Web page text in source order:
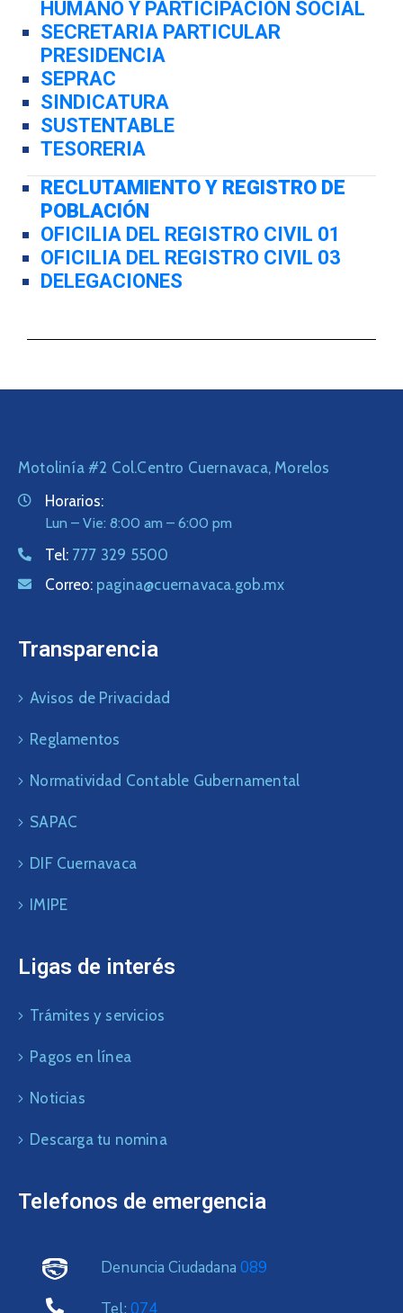
HUMANO Y PARTICIPACIÓN SOCIAL
SECRETARIA PARTICULAR
PRESIDENCIA
SEPRAC
SINDICATURA
SUSTENTABLE
TESORERIA
RECLUTAMIENTO Y REGISTRO DE
POBLACIÓN
OFICILIA DEL REGISTRO CIVIL 01
OFICILIA DEL REGISTRO CIVIL 03
DELEGACIONES
Motolinía #2 Col.Centro Cuernavaca, Morelos
Horarios:
Lun – Vie: 8:00 am – 6:00 pm
Tel: 777 329 5500
Correo: pagina@cuernavaca.gob.mx
Transparencia
Avisos de Privacidad
Reglamentos
Normatividad Contable Gubernamental
SAPAC
DIF Cuernavaca
IMIPE
Ligas de interés
Trámites y servicios
Pagos en línea
Noticias
Descarga tu nomina
Telefonos de emergencia
Denuncia Ciudadana 089